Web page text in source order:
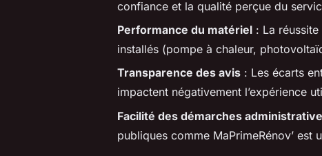
confiance et la qualité perçue du
Performance du matériel : La
installés (pompe à chaleur,
Transparence des avis : Les écarts
impactent négativement l’expérience
Facilité des démarches
publiques comme MaPrimeRénov’